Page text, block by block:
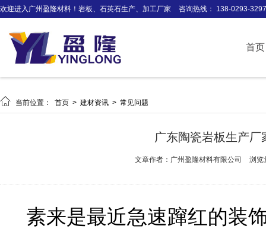
欢迎进入广州盈隆材料！岩板、石英石生产、加工厂家 咨询热线： 138-0293-3297
首页
 当前位置： 首页 > 建材资讯 > 常见问题
广东陶瓷岩板生产
文章作者：广州盈隆材料有限公司 浏览
素来是最近急速蹿红的装